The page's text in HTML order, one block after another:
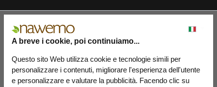
A breve i cookie, poi continuiamo...
Questo sito Web utilizza cookie e tecnologie simili per
personalizzare i contenuti, migliorare l'esperienza dell'utente
e personalizzare e valutare la pubblicità. Facendo clic su